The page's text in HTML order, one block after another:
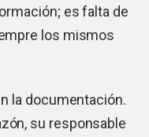
es falta de
los mismos
la documentación.
su responsable